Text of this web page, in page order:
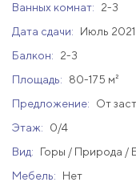
Ванных комнат:
2-3
Дата сдачи:
Июль 2021
Балкон:
2-3
Площадь:
80-175 м²
Предложение:
От
Этаж:
0/4
Вид:
Горы / Природа /
Мебель:
Нет